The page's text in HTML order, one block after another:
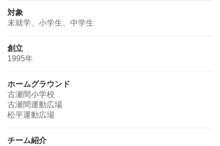
対象
未就学、小学生、中学生
創立
1995年
ホームグラウンド
古瀬間小学校
古瀬間運動広場
松平運動広場
チーム紹介